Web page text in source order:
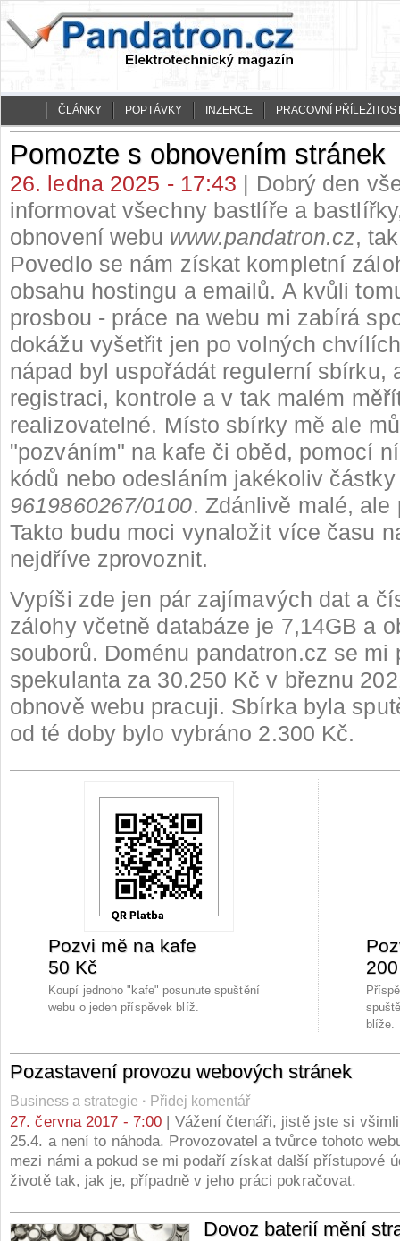
ČLÁNKY POPTÁVKY INZERCE PRACOVNÍ
Pomozte s obnovením stránek
26. ledna 2025 - 17:43 | Dobrý den
informovat všechny bastlíře a
obnovení webu www.pandatron.cz,
Povedlo se nám získat kompletní
obsahu hostingu a emailů. A kvůli
prosbou - práce na webu mi zabírá
dokážu vyšetřit jen po volných
nápad byl uspořádát regulerní sbírku,
registraci, kontrole a v tak malém
realizovatelné. Místo sbírky mě ale
"pozváním" na kafe či oběd, pomocí
kódů nebo odesláním jakékoliv
9619860267/0100. Zdánlivě malé,
Takto budu moci vynaložit více času
nejdříve zprovoznit.
Vypíši zde jen pár zajímavých dat a
zálohy včetně databáze je 7,14GB a
souborů. Doménu pandatron.cz se mi
spekulanta za 30.250 Kč v březnu
obnově webu pracuji. Sbírka byla
od té doby bylo vybráno 2.300 Kč.
Pozvi mě na kafe
50 Kč
Koupí jednoho "kafe" posunute spuštění
webu o jeden příspěvek blíž.
blíže.
Pozastavení provozu webových stránek
Business a strategie · Přidej komentář
27. června 2017 - 7:00 | Vážení čtenáři, jistě jste si
25.4. a není to náhoda. Provozovatel a tvůrce tohoto
mezi námi a pokud se mi podaří získat další přístupové
životě tak, jak je, případně v jeho práci pokračovat.
Dovoz baterií mění